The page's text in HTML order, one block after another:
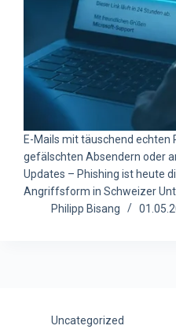
E-Mails mit täuschend echten
gefälschten Absendern oder
Updates – Phishing ist heute
Angriffsform in Schweizer
Philipp Bisang
Uncategorized